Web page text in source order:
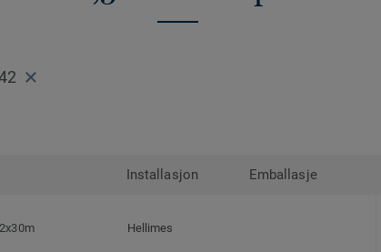
Installasjon Emballasje
Hellimes